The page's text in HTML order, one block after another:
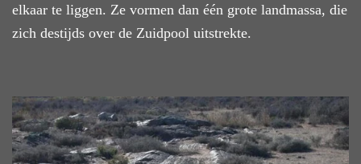
elkaar te liggen. Ze vormen dan één grote landmassa, die
zich destijds over de Zuidpool uitstrekte.